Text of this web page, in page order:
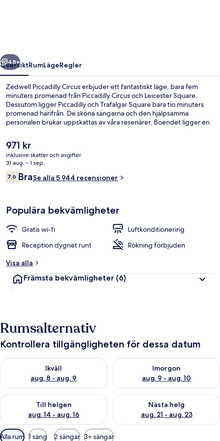
Nästa
48+
ÖversiktRumLägeRegler
Zedwell Piccadilly Circus erbjuder ett fantastiskt läge, bara fem
minuters promenad från Piccadilly Circus och Leicester Square.
Dessutom ligger Piccadilly och Trafalgar Square bara tio minuters
promenad härifrån. De sköna sängarna och den hjälpsamma
personalen brukar uppskattas av våra resenärer. Boendet ligger en
Circus Underground Station och till Leicester Square Underground
Station tar det 5 minuter att gå.
Det
nuvarande
priset
är
971 kr
971 kr
inklusive skatter och avgifter
31 aug. – 1 sep.
Recensioner
7,67,6 av 10,
BraSe alla 5 944 recensioner
Populära bekvämligheter
Gratis wi-fi
Luftkonditionering
Reception dygnet runt
Rökning förbjuden
Visa alla
Främsta bekvämligheter (6)
Rumsalternativ
Kontrollera tillgängligheten för dessa datum
Ikväll
aug. 8 - aug. 9
Kontrollera tillgängligheten för ikväll aug. 8 - aug. 9
Imorgon
aug. 9 - aug. 10
Kontrollera tillgängligheten
Till helgen
aug. 14 - aug. 16
Kontrollera tillgängligheten för den här helgen aug. 14 - aug.
Nästa helg
aug. 21 - aug. 23
Kontrollera tillgängligheten
Tillgängliga
Alla rum 1 säng 2 sängar 3+ sängar